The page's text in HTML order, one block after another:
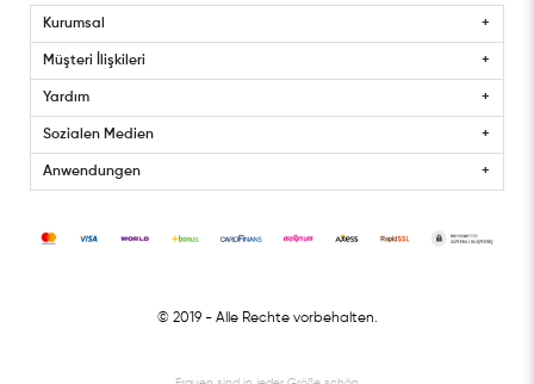
Kurumsal
Müşteri İlişkileri
Yardım
Sozialen Medien
Anwendungen
© 2019 - Alle Rechte vorbehalten.